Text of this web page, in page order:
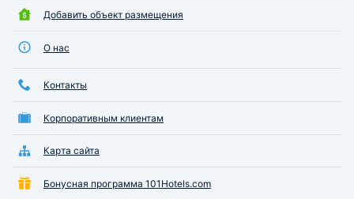
Добавить объект размещения
О нас
Контакты
Корпоративным клиентам
Карта сайта
Бонусная программа 101Hotels.com